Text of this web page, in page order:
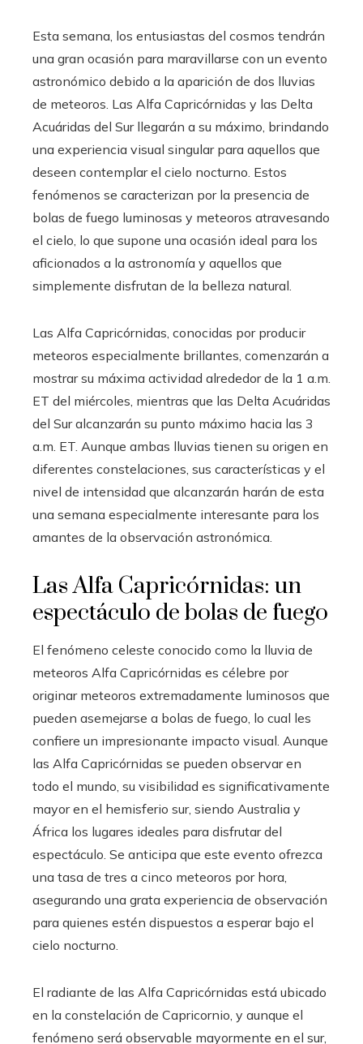
Esta semana, los entusiastas del cosmos tendrán
una gran ocasión para maravillarse con un evento
astronómico debido a la aparición de dos lluvias
de meteoros. Las Alfa Capricórnidas y las Delta
Acuáridas del Sur llegarán a su máximo, brindando
una experiencia visual singular para aquellos que
deseen contemplar el cielo nocturno. Estos
fenómenos se caracterizan por la presencia de
bolas de fuego luminosas y meteoros atravesando
el cielo, lo que supone una ocasión ideal para los
aficionados a la astronomía y aquellos que
simplemente disfrutan de la belleza natural.
Las Alfa Capricórnidas, conocidas por producir
meteoros especialmente brillantes, comenzarán a
mostrar su máxima actividad alrededor de la 1 a.m.
ET del miércoles, mientras que las Delta Acuáridas
del Sur alcanzarán su punto máximo hacia las 3
a.m. ET. Aunque ambas lluvias tienen su origen en
diferentes constelaciones, sus características y el
nivel de intensidad que alcanzarán harán de esta
una semana especialmente interesante para los
amantes de la observación astronómica.
Las Alfa Capricórnidas: un
espectáculo de bolas de fuego
El fenómeno celeste conocido como la lluvia de
meteoros Alfa Capricórnidas es célebre por
originar meteoros extremadamente luminosos que
pueden asemejarse a bolas de fuego, lo cual les
confiere un impresionante impacto visual. Aunque
las Alfa Capricórnidas se pueden observar en
todo el mundo, su visibilidad es significativamente
mayor en el hemisferio sur, siendo Australia y
África los lugares ideales para disfrutar del
espectáculo. Se anticipa que este evento ofrezca
una tasa de tres a cinco meteoros por hora,
asegurando una grata experiencia de observación
para quienes estén dispuestos a esperar bajo el
cielo nocturno.
El radiante de las Alfa Capricórnidas está ubicado
en la constelación de Capricornio, y aunque el
fenómeno será observable mayormente en el sur,